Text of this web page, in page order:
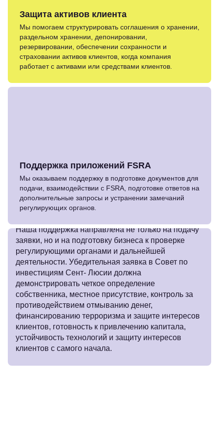
Защита активов клиента
Мы помогаем структурировать соглашения о хранении,
раздельном хранении, депонировании,
резервировании, обеспечении сохранности и
страховании активов клиентов, когда компания
работает с активами или средствами клиентов.
Поддержка приложений FSRA
Мы оказываем поддержку в подготовке документов для
подачи, взаимодействии с FSRA, подготовке ответов на
дополнительные запросы и устранении замечаний
регулирующих органов.
Наша поддержка направлена не только на подачу
заявки, но и на подготовку бизнеса к проверке
регулирующими органами и дальнейшей
деятельности. Убедительная заявка в Совет по
инвестициям Сент- Люсии должна
демонстрировать четкое определение
собственника, местное присутствие, контроль за
противодействием отмыванию денег,
финансированию терроризма и защите интересов
клиентов, готовность к привлечению капитала,
устойчивость технологий и защиту интересов
клиентов с самого начала.